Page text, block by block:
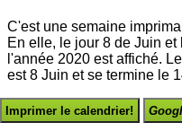
C'est une semaine
En elle, le jour 8 de Juin
l'année 2020 est affiché.
est 8 Juin et se termine le
Imprimer le calendrier!